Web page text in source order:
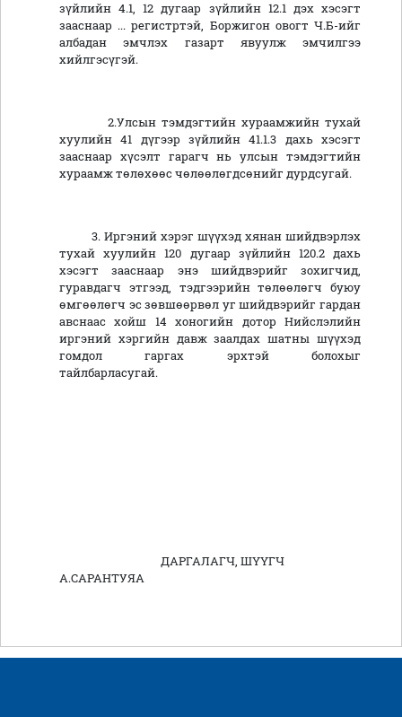
зүйлийн 4.1, 12 дугаар зүйлийн 12.1 дэх хэсэгт
зааснаар ... регистртэй, Боржигон овогт Ч.Б-ийг
албадан эмчлэх газарт явуулж эмчилгээ
хийлгэсүгэй.
2.Улсын тэмдэгтийн хураамжийн тухай
хуулийн 41 дүгээр зүйлийн 41.1.3 дахь хэсэгт
зааснаар хүсэлт гарагч нь улсын тэмдэгтийн
хураамж төлөхөөс чөлөөлөгдсөнийг дурдсугай.
3. Иргэний хэрэг шүүхэд хянан шийдвэрлэх
тухай хуулийн 120 дугаар зүйлийн 120.2 дахь
хэсэгт зааснаар энэ шийдвэрийг зохигчид,
гуравдагч этгээд, тэдгээрийн төлөөлөгч буюу
өмгөөлөгч эс зөвшөөрвөл уг шийдвэрийг гардан
авснаас хойш 14 хоногийн дотор Нийслэлийн
иргэний хэргийн давж заалдах шатны шүүхэд
гомдол гаргах эрхтэй болохыг
тайлбарласугай.
ДАРГАЛАГЧ, ШҮҮГЧ
А.САРАНТУЯА